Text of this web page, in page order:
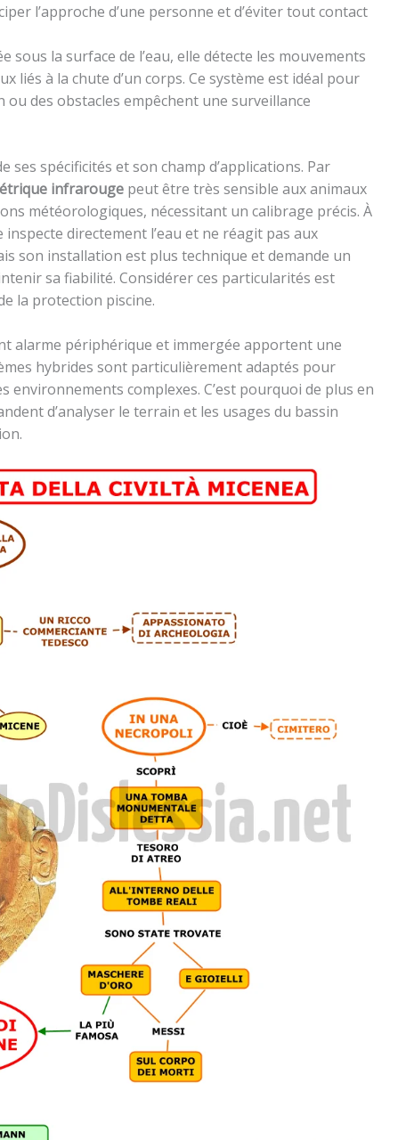
l’approche d’une personne et d’éviter tout contact
sous la surface de l’eau, elle détecte les mouvements
liés à la chute d’un corps. Ce système est idéal pour
ou des obstacles empêchent une surveillance
ses spécificités et son champ d’applications. Par
infrarougepeut être très sensible aux animaux
météorologiques, nécessitant un calibrage précis. À
inspecte directement l’eau et ne réagit pas aux
son installation est plus technique et demande un
sa fiabilité. Considérer ces particularités est
la protection piscine.
alarme périphérique et immergée apportent une
hybrides sont particulièrement adaptés pour
environnements complexes. C’est pourquoi de plus en
d’analyser le terrain et les usages du bassin